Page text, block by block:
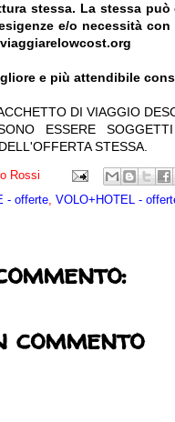
stessa. La stessa
e/o necessità
e più attendibile
DI VIAGGIO
ESSERE
STESSA.
Rossi
- offerte VOLO+HOTEL -
commento